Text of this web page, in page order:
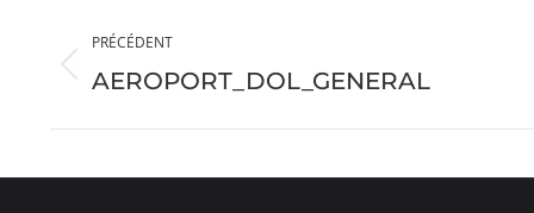
album
PRÉCÉDENT
Album
:
AEROPORT_DOL_GENERAL